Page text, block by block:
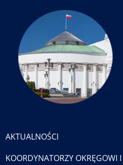
AKTUALNOŚCI
KOORDYNATORZY OKRĘGOWI